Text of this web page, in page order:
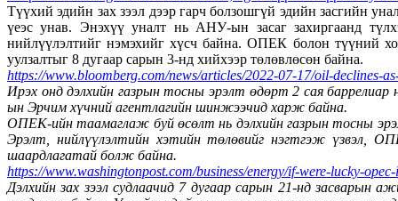
Түүхий эдийн зах зээл дээр гарч болзошгүй эдийн засгийн
үеэс унав. Энэхүү уналт нь АНУ-ын засаг захиргаанд
нийлүүлэлтийг нэмэхийг хүсч байна. ОПЕК болон түүний
уулзалтыг 8 дугаар сарын 3-нд хийхээр төлөвлөсөн байна.
https://www.bloomberg.com/news/articles/2022-07-17/oil-declines-
Ирэх онд дэлхийн газрын тосны эрэлт өдөрт 2 сая
ын Эрчим хүчний агентлагийн шинжээчид харж байна.
ОПЕК-ийн таамаглаж буй өсөлт нь дэлхийн газрын тосны
Эрэлт, нийлүүлэлтийн хэтийн төлөвийг нэгтгэж үзвэл,
шаардлагатай болж байна.
https://www.washingtonpost.com/business/energy/if-were-lucky-
Дэлхийн зах зээл судлаачид 7 дугаар сарын 21-нд засварын